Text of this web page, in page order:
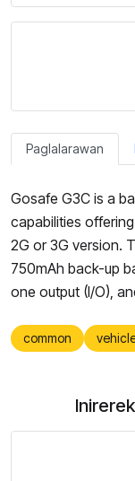
Paglalarawan
Gosafe G3C is a
capabilities
2G or 3G version.
750mAh back-up
one output (I/O),
common